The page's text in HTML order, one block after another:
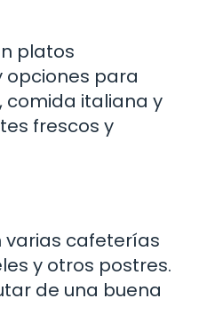
platos
opciones para
comida italiana y
frescos y
varias cafeterías
y otros postres.
de una buena